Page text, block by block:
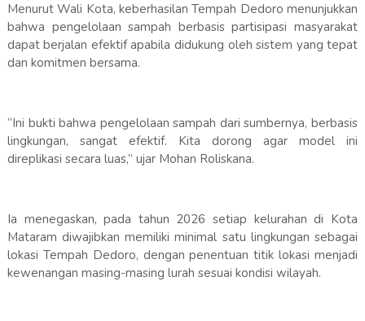
Menurut Wali Kota, keberhasilan Tempah Dedoro menunjukkan
bahwa pengelolaan sampah berbasis partisipasi masyarakat
dapat berjalan efektif apabila didukung oleh sistem yang tepat
dan komitmen bersama.
“Ini bukti bahwa pengelolaan sampah dari sumbernya, berbasis
lingkungan, sangat efektif. Kita dorong agar model ini
direplikasi secara luas,” ujar Mohan Roliskana.
Ia menegaskan, pada tahun 2026 setiap kelurahan di Kota
Mataram diwajibkan memiliki minimal satu lingkungan sebagai
lokasi Tempah Dedoro, dengan penentuan titik lokasi menjadi
kewenangan masing-masing lurah sesuai kondisi wilayah.